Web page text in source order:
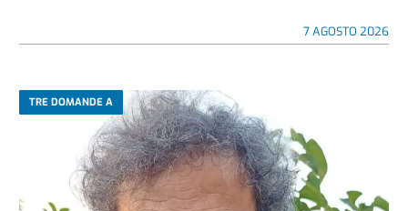
7 AGOSTO 2026
TRE DOMANDE A